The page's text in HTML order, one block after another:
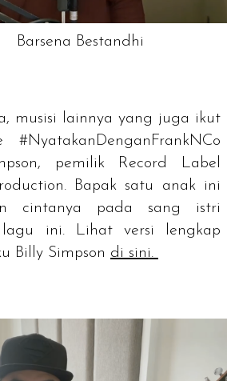
Barsena Bestandhi
musisi lainnya yang juga ikut
#NyatakanDenganFrankNCo
pemilik Record Label
Bapak satu anak ini
cintanya pada sang istri
ini. Lihat versi lengkap
Billy Simpson di sini.